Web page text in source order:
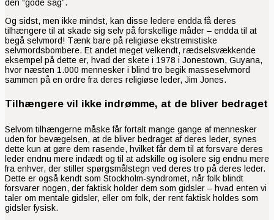
den “gode sag”.
Og sidst, men ikke mindst, kan disse ledere endda få deres
tilhængere til at skade sig selv på forskellige måder – endda til at
begå selvmord! Tænk bare på religiøse ekstremistiske
selvmordsbombere. Et andet meget velkendt, rædselsvækkende
eksempel på dette er, hvad der skete i 1978 i Jonestown, Guyana,
hvor næsten 1.000 mennesker i blind tro begik masseselvmord
sammen på en ordre fra deres religiøse leder, Jim Jones.
Tilhængere vil ikke indrømme, at de bliver bedraget
Selvom tilhængerne måske får fortalt mange gange af mennesker
uden for bevægelsen, at de bliver bedraget af deres leder, synes
dette kun at gøre dem rasende, hvilket får dem til at forsvare deres
leder endnu mere indædt og til at adskille og isolere sig endnu mere
fra enhver, der stiller spørgsmålstegn ved deres tro på deres leder.
Dette er også kendt som Stockholm-syndromet, når folk blindt
forsvarer nogen, der faktisk holder dem som gidsler – hvad enten vi
taler om mentale gidsler, eller om folk, der rent faktisk holdes som
gidsler fysisk.